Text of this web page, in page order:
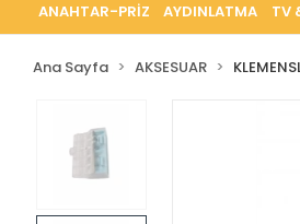
ANAHTAR-PRİZ AYDINLATMA TV
Ana Sayfa AKSESUAR